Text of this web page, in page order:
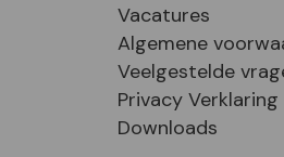
Vacatures
Algemene
Veelgestelde
Privacy Verklaring
Downloads